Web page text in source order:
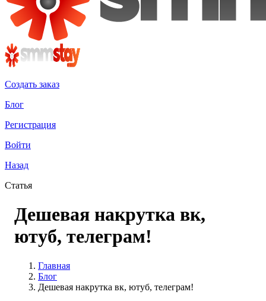
Создать заказ
Блог
Регистрация
Войти
Назад
Статья
Дешевая накрутка вк,
ютуб, телеграм!
Главная
Блог
Дешевая накрутка вк, ютуб, телеграм!